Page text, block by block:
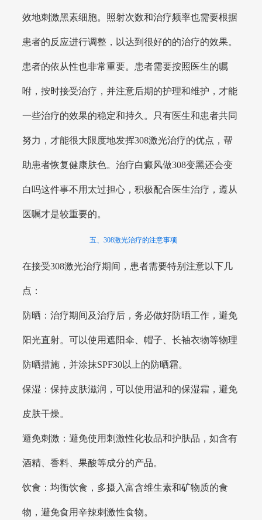
效地刺激黑素细胞。照射次数和治疗频率也需要根据
患者的反应进行调整，以达到很好的的治疗的效果。
患者的依从性也非常重要。患者需要按照医生的嘱
咐，按时接受治疗，并注意后期的护理和维护，才能
一些治疗的效果的稳定和持久。只有医生和患者共同
努力，才能很大限度地发挥308激光治疗的优点，帮
助患者恢复健康肤色。治疗白癜风做308变黑还会变
白吗这件事不用太过担心，积极配合医生治疗，遵从
医嘱才是较重要的。
五、308激光治疗的注意事项
在接受308激光治疗期间，患者需要特别注意以下几
点：
防晒：治疗期间及治疗后，务必做好防晒工作，避免
阳光直射。可以使用遮阳伞、帽子、长袖衣物等物理
防晒措施，并涂抹SPF30以上的防晒霜。
保湿：保持皮肤滋润，可以使用温和的保湿霜，避免
皮肤干燥。
避免刺激：避免使用刺激性化妆品和护肤品，如含有
酒精、香料、果酸等成分的产品。
饮食：均衡饮食，多摄入富含维生素和矿物质的食
物，避免食用辛辣刺激性食物。